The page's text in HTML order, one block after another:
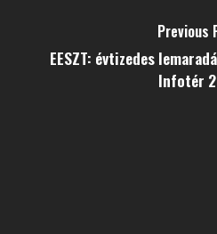
Previous
EESZT: évtizedes
Infotér